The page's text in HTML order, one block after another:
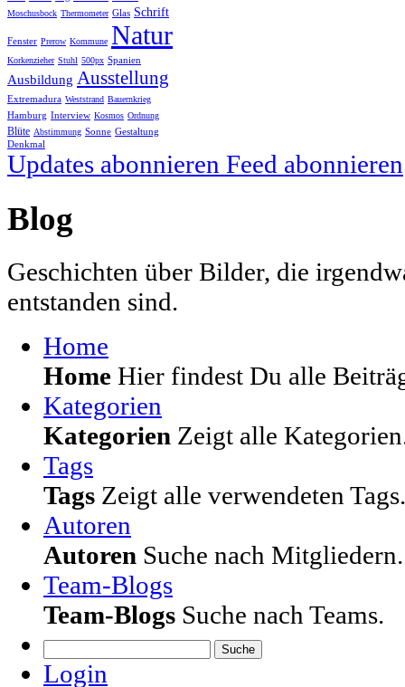
Moschusbock Thermometer Glas Schrift
Fenster Prerow Kommune Natur
Korkenzieher Stuhl 500px Spanien
Ausbildung Ausstellung
Extremadura Weststrand Bauernkrieg
Hamburg Interview Kosmos Ordnung
Blüte Abstimmung Sonne Gestaltung
Denkmal
Updates abonnieren Feed abonnieren
Blog
Geschichten über Bilder, die
entstanden sind.
Home
Home Hier findest Du alle
Kategorien
Kategorien Zeigt alle
Tags
Tags Zeigt alle verwendeten Tags.
Autoren
Autoren Suche nach Mitgliedern.
Team-Blogs
Team-Blogs Suche nach Teams.
Suche
Login